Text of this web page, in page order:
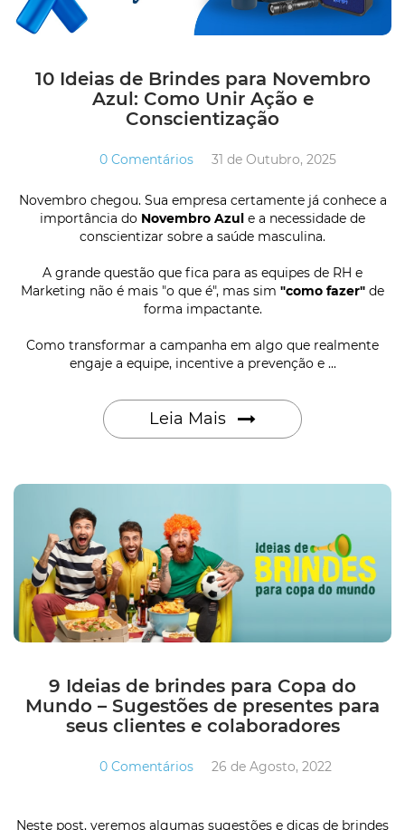
10 Ideias de Brindes para Novembro
Azul: Como Unir Ação e
Conscientização
0 Comentários 31 de Outubro, 2025
Novembro chegou. Sua empresa certamente já conhece a
importância do Novembro Azul e a necessidade de
conscientizar sobre a saúde masculina.
A grande questão que fica para as equipes de RH e
Marketing não é mais "o que é", mas sim "como fazer" de
forma impactante.
Como transformar a campanha em algo que realmente
engaje a equipe, incentive a prevenção e ...
Leia Mais
9 Ideias de brindes para Copa do
Mundo – Sugestões de presentes para
seus clientes e colaboradores
0 Comentários 26 de Agosto, 2022
Neste post, veremos algumas sugestões e dicas de brindes